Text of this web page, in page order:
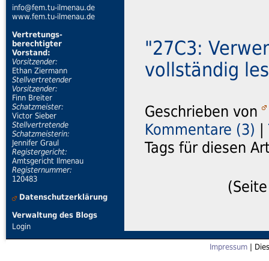
info@fem.tu-ilmenau.de
www.fem.tu-ilmenau.de
Vertretungs-
berechtigter
Vorstand:
Vorsitzender:
Ethan Ziermann
Stellvertretender
Vorsitzender:
Finn Breiter
Schatzmeister:
Victor Sieber
Stellvertretende
Schatzmeisterin:
Jennifer Graul
Registergericht:
Amtsgericht Ilmenau
Registernummer:
120483
Datenschutzerklärung
Verwaltung des Blogs
Login
"27C3:
vollständig
Geschrieben von
Kommentare (3) |
Tags für diesen
Impressum |